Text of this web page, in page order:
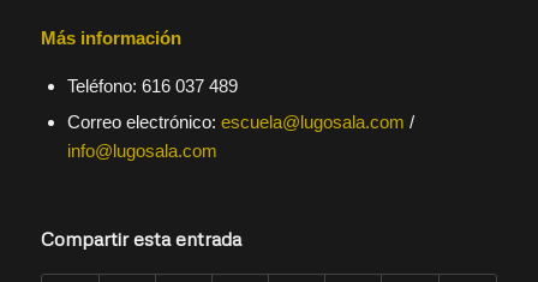
Más información
Teléfono: 616 037 489
Correo electrónico: escuela@lugosala.com /
info@lugosala.com
Compartir esta entrada